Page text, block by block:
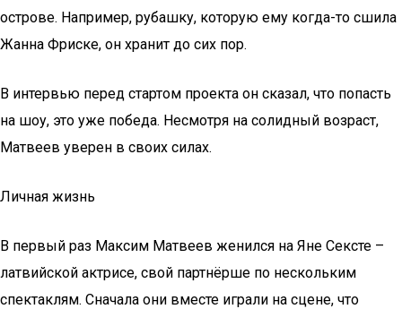
острове. Например, рубашку, которую ему когда-то сшила
Жанна Фриске, он хранит до сих пор.
В интервью перед стартом проекта он сказал, что попасть
на шоу, это уже победа. Несмотря на солидный возраст,
Матвеев уверен в своих силах.
Личная жизнь
В первый раз Максим Матвеев женился на Яне Сексте –
латвийской актрисе, свой партнёрше по нескольким
спектаклям. Сначала они вместе играли на сцене, что